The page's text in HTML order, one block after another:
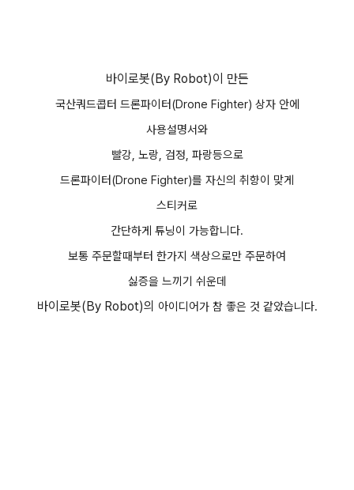
바이로봇(By Robot)이 만든
국산쿼드콥터 드론파이터(Drone Fighter) 상자 안에
사용설명서와
빨강, 노랑, 검정, 파랑등으로
드론파이터(Drone Fighter)를 자신의 취향이 맞게
스티커로
간단하게 튜닝이 가능합니다.
보통 주문할때부터 한가지 색상으로만 주문하여
싫증을 느끼기 쉬운데
바이로봇(By Robot)의 아이디어가 참 좋은 것 같았습니다.